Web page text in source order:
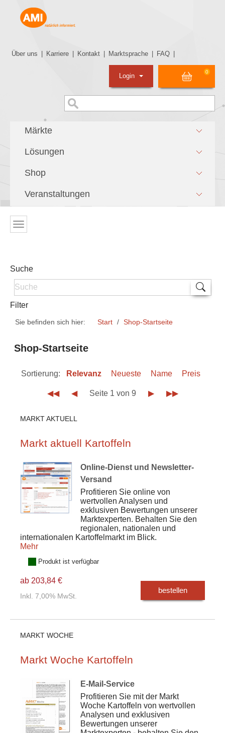
Über uns Karriere Kontakt Marktsprache FAQ
0
Login
Märkte
Lösungen
Shop
Veranstaltungen
Suche
Filter
Sie befinden sich hier: Start Shop-Startseite
Shop-Startseite
Sortierung: Relevanz Neueste Name Preis
◀◀ ◀ Seite 1 von 9 ▶ ▶▶
MARKT AKTUELL
Markt aktuell Kartoffeln
Online-Dienst und Newsletter-
Versand
Profitieren Sie online von
wertvollen Analysen und
exklusiven Bewertungen unserer
Marktexperten. Behalten Sie den
regionalen, nationalen und
internationalen Kartoffelmarkt im Blick.
Mehr
Produkt ist verfügbar
ab 203,84 €
Inkl. 7,00% MwSt.
bestellen
MARKT WOCHE
Markt Woche Kartoffeln
E-Mail-Service
Profitieren Sie mit der Markt
Woche Kartoffeln von wertvollen
Analysen und exklusiven
Bewertungen unserer